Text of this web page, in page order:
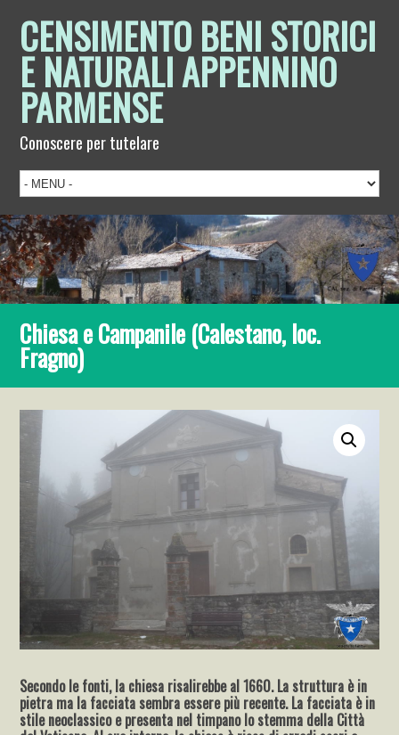
CENSIMENTO BENI STORICI
E NATURALI APPENNINO
PARMENSE
Conoscere per tutelare
Chiesa e Campanile (Calestano, loc.
Fragno)
Secondo le fonti, la chiesa risalirebbe al 1660. La struttura è in
pietra ma la facciata sembra essere più recente. La facciata è in
stile neoclassico e presenta nel timpano lo stemma della Città